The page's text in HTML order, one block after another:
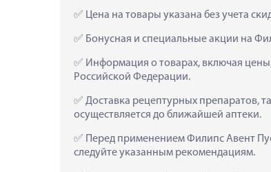
Цена на товары указана без учета
Бонусная и специальные акции на
Информация о товарах, включая
Российской Федерации.
Доставка рецептурных препаратов,
осуществляется до ближайшей аптеки.
Перед применением Филипс Авент
следуйте указанным рекомендациям.